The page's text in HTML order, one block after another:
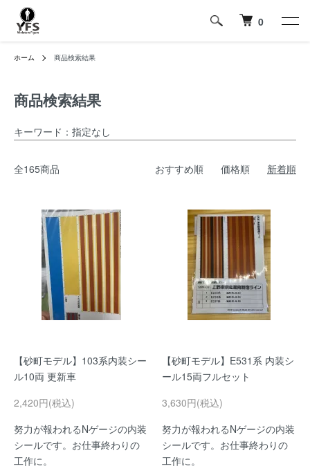
0
ホーム 商品検索結果
商品検索結果
キーワード：指定なし
全165商品 おすすめ順 価格順 新着順
【砂町モデル】103系内装シー
ル10両 更新車
2,420円(税込)
努力が報われるNゲージの内装
シールです。お仕事終わりの
工作に。
【砂町モデル】E531系 内装シ
ール15両フルセット
3,630円(税込)
努力が報われるNゲージの内装
シールです。お仕事終わりの
工作に。